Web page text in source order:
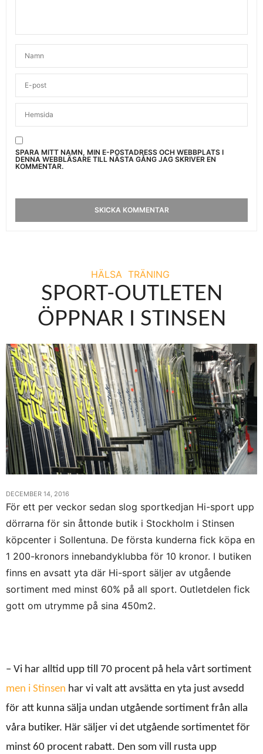
SPARA MITT NAMN, MIN E-POSTADRESS OCH WEBBPLATS I
DENNA WEBBLÄSARE TILL NÄSTA GÅNG JAG SKRIVER EN
KOMMENTAR.
HÄLSA TRÄNING
SPORT-OUTLETEN
ÖPPNAR I STINSEN
DECEMBER 14, 2016
För ett per veckor sedan slog sportkedjan Hi-sport upp
dörrarna för sin åttonde butik i Stockholm i Stinsen
köpcenter i Sollentuna. De första kunderna fick köpa en
1 200-kronors innebandyklubba för 10 kronor. I butiken
finns en avsatt yta där Hi-sport säljer av utgående
sortiment med minst 60% på all sport. Outletdelen fick
gott om utrymme på sina 450m2.
– Vi har alltid upp till 70 procent på hela vårt sortiment
men i Stinsen har vi valt att avsätta en yta just avsedd
för att kunna sälja undan utgående sortiment från alla
våra butiker. Här säljer vi det utgående sortimentet för
minst 60 procent rabatt. Den som vill rusta upp